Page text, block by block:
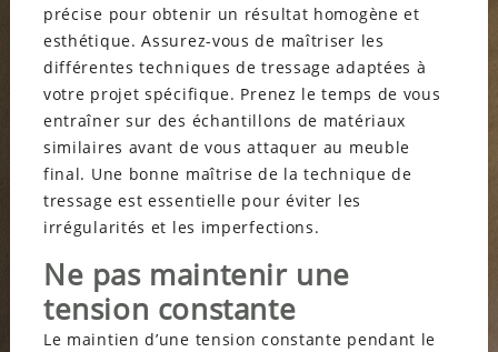
précise pour obtenir un résultat homogène et
esthétique. Assurez-vous de maîtriser les
différentes techniques de tressage adaptées à
votre projet spécifique. Prenez le temps de vous
entraîner sur des échantillons de matériaux
similaires avant de vous attaquer au meuble
final. Une bonne maîtrise de la technique de
tressage est essentielle pour éviter les
irrégularités et les imperfections.
Ne pas maintenir une
tension constante
Le maintien d’une tension constante pendant le